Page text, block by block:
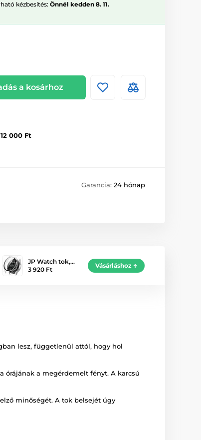
kézbesítés: Önnél kedden 8. 11.
a kosárhoz
12 000 Ft
Garancia: 24 hónap
JP Watch tok,…
3 920 Ft
Vásárláshoz
lesz, függetlenül attól, hogy hol
órájának a megérdemelt fényt. A karcsú
minőségét. A tok belsejét úgy